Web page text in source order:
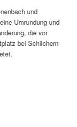
und
Umrundung und
die vor
bei Schilchern